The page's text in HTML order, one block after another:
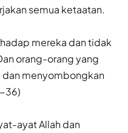
semua ketaatan.
mereka dan tidak
orang-orang yang
menyombongkan
36)
ayat Allah dan